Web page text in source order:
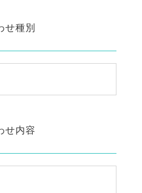
せ種別
せ内容